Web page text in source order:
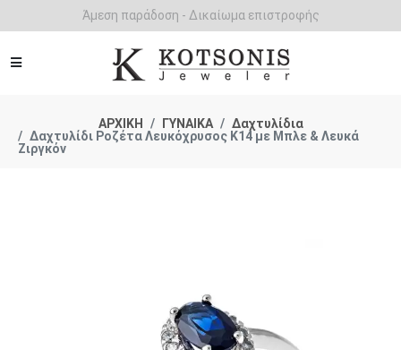
Άμεση παράδοση - Δικαίωμα επιστροφής
ΑΡΧΙΚΗ ΓΥΝΑΙΚΑ
Δαχτυλίδια
Δαχτυλίδι Ροζέτα Λευκόχρυσος Κ14 με Μπλε & Λευκά
Ζιργκόν